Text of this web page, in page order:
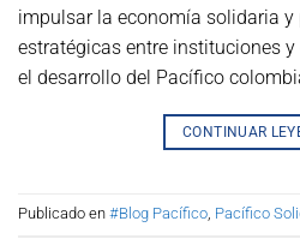
impulsar la economía solidaria
estratégicas entre instituciones
el desarrollo del Pacífico
CONTINUAR
Publicado en #Blog Pacífico Pacífico